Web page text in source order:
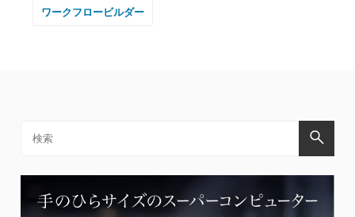
ワークフロービルダー